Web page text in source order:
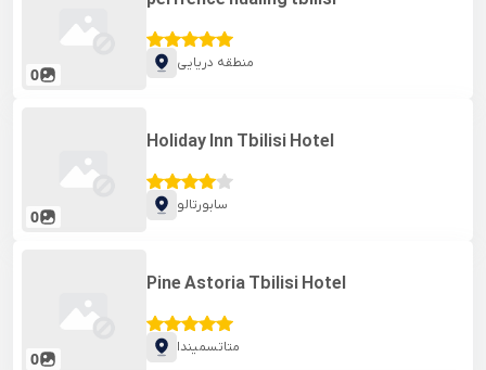
0
منطقه دریایی
0
Holiday Inn Tbilisi Hotel
سابورتالو
0
Pine Astoria Tbilisi Hotel
متاتسمیندا